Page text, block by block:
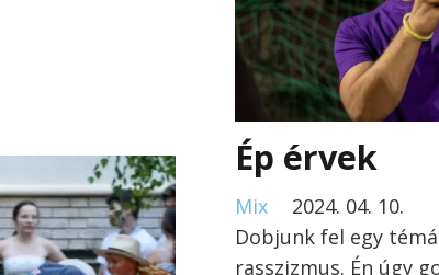
Ép érvek
Mix
2024. 04. 10.
Dobjunk fel egy
rasszizmus. Én úgy